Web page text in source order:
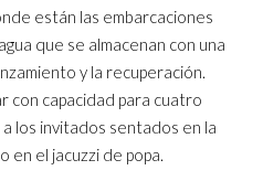
están las embarcaciones
que se almacenan con una
y la recuperación.
con capacidad para cuatro
los invitados sentados en la
en el jacuzzi de popa.